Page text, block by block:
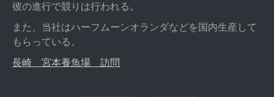
彼の進行で競りは行われる。
また、当社はハーフムーンオランダなどを国内生産して
もらっている。
長崎 宮本養魚場 訪問